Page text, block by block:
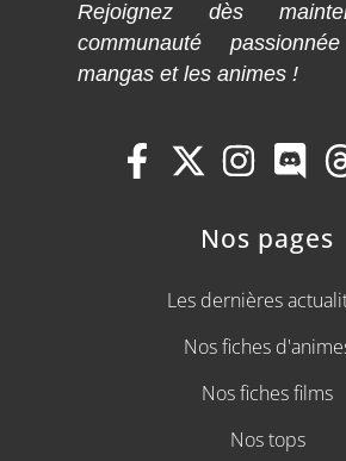
Rejoignez dès
communauté
mangas et les animes !
Nos pages
Les dernières
Nos fiches
Nos fiches films
Nos tops